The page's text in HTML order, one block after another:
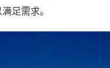
足需求。